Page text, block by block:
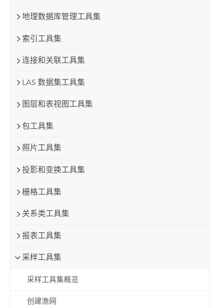
地理数据库管理工具集
索引工具集
连接和关联工具集
LAS 数据集工具集
图层和表视图工具集
包工具集
照片工具集
投影和变换工具集
栅格工具集
关系类工具集
报表工具集
采样工具集
采样工具集概览
创建渔网